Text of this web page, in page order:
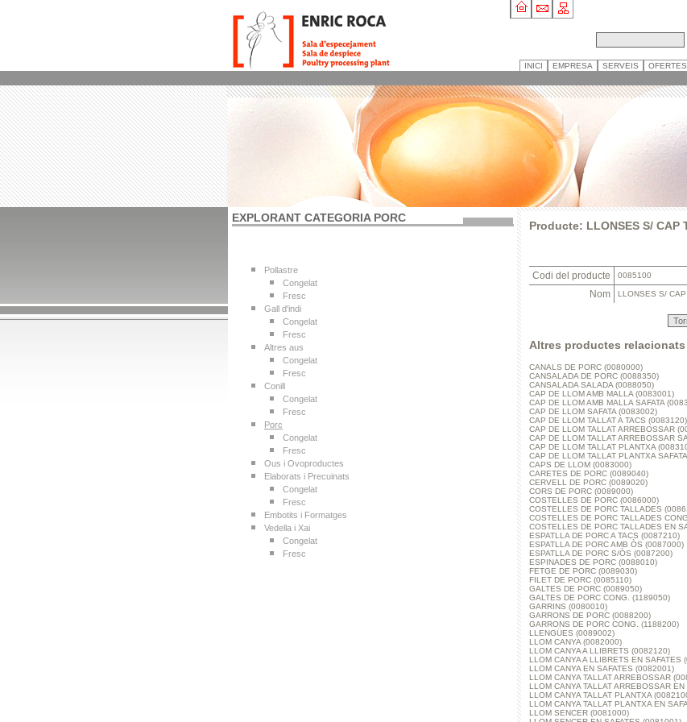
INICI EMPRESA SERVEIS
EXPLORANT CATEGORIA PORC
Pollastre
Congelat
Fresc
Gall d'indi
Congelat
Fresc
Altres aus
Congelat
Fresc
Conill
Congelat
Fresc
Porc
Congelat
Fresc
Ous i Ovoproductes
Elaborats i Precuinats
Congelat
Fresc
Embotits i Formatges
Vedella i Xai
Congelat
Fresc
Producte: LLONSES S/ CAP
Codi del producte 0085100
Nom LLONSES S/
Altres productes relacionats
CANALS DE PORC (0080000)
CANSALADA DE PORC (0088350)
CANSALADA SALADA (0088050)
CAP DE LLOM AMB MALLA (0083001)
CAP DE LLOM AMB MALLA SAFATA
CAP DE LLOM SAFATA (0083002)
CAP DE LLOM TALLAT A TACS (0083120)
CAP DE LLOM TALLAT ARREBOSSAR
CAP DE LLOM TALLAT ARREBOSSAR
CAP DE LLOM TALLAT PLANTXA
CAP DE LLOM TALLAT PLANTXA
CAPS DE LLOM (0083000)
CARETES DE PORC (0089040)
CERVELL DE PORC (0089020)
CORS DE PORC (0089000)
COSTELLES DE PORC (0086000)
COSTELLES DE PORC TALLADES
COSTELLES DE PORC TALLADES
COSTELLES DE PORC TALLADES EN
ESPATLLA DE PORC A TACS (0087210)
ESPATLLA DE PORC AMB ÒS (0087000)
ESPATLLA DE PORC S/ÒS (0087200)
ESPINADES DE PORC (0088010)
FETGE DE PORC (0089030)
FILET DE PORC (0085110)
GALTES DE PORC (0089050)
GALTES DE PORC CONG. (1189050)
GARRINS (0080010)
GARRONS DE PORC (0088200)
GARRONS DE PORC CONG. (1188200)
LLENGÜES (0089002)
LLOM CANYA (0082000)
LLOM CANYA A LLIBRETS (0082120)
LLOM CANYA A LLIBRETS EN SAFATES
LLOM CANYA EN SAFATES (0082001)
LLOM CANYA TALLAT ARREBOSSAR
LLOM CANYA TALLAT ARREBOSSAR
LLOM CANYA TALLAT PLANTXA
LLOM CANYA TALLAT PLANTXA EN
LLOM SENCER (0081000)